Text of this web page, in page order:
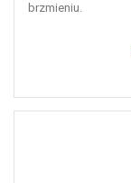
brzmieniu.